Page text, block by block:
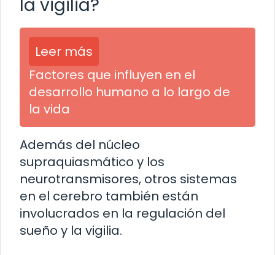
la vigilia?
Leer más
Factores que influyen en el
desarrollo humano a lo largo de
la vida
Además del núcleo
supraquiasmático y los
neurotransmisores, otros sistemas
en el cerebro también están
involucrados en la regulación del
sueño y la vigilia.